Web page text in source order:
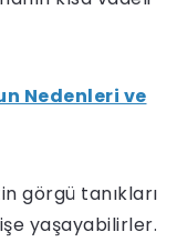
Nedenleri ve
görgü tanıkları
yaşayabilirler.